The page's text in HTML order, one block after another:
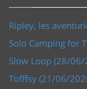
Ripley, les
Solo Camping for
Slow Loop (28/06/
Tofffsy (21/06/